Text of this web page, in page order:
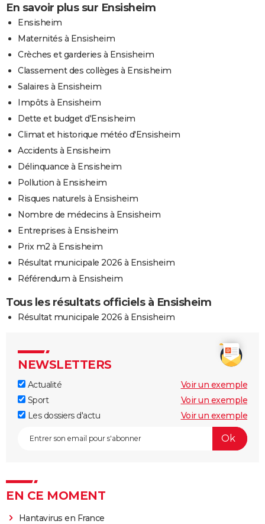
En savoir plus sur Ensisheim
Ensisheim
Maternités à Ensisheim
Crèches et garderies à Ensisheim
Classement des collèges à Ensisheim
Salaires à Ensisheim
Impôts à Ensisheim
Dette et budget d'Ensisheim
Climat et historique météo d'Ensisheim
Accidents à Ensisheim
Délinquance à Ensisheim
Pollution à Ensisheim
Risques naturels à Ensisheim
Nombre de médecins à Ensisheim
Entreprises à Ensisheim
Prix m2 à Ensisheim
Résultat municipale 2026 à Ensisheim
Référendum à Ensisheim
Tous les résultats officiels à Ensisheim
Résultat municipale 2026 à Ensisheim
NEWSLETTERS
Actualité
Voir un exemple
Sport
Voir un exemple
Les dossiers d'actu
Voir un exemple
EN CE MOMENT
Hantavirus en France